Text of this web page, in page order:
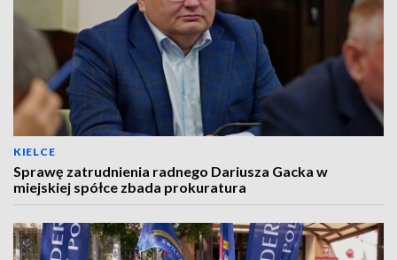
KIELCE
Sprawę zatrudnienia radnego Dariusza Gacka w
miejskiej spółce zbada prokuratura